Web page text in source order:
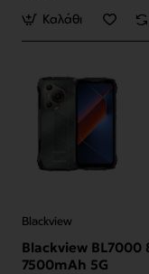
Καλάθι
Blackview
Blackview BL7000
7500mAh 5G